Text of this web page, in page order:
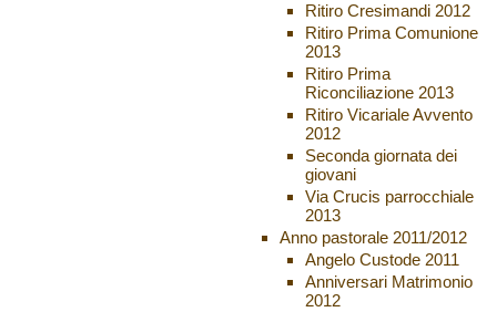
Ritiro Cresimandi 2012
Ritiro Prima Comunione
2013
Ritiro Prima
Riconciliazione 2013
Ritiro Vicariale Avvento
2012
Seconda giornata dei
giovani
Via Crucis parrocchiale
2013
Anno pastorale 2011/2012
Angelo Custode 2011
Anniversari Matrimonio
2012